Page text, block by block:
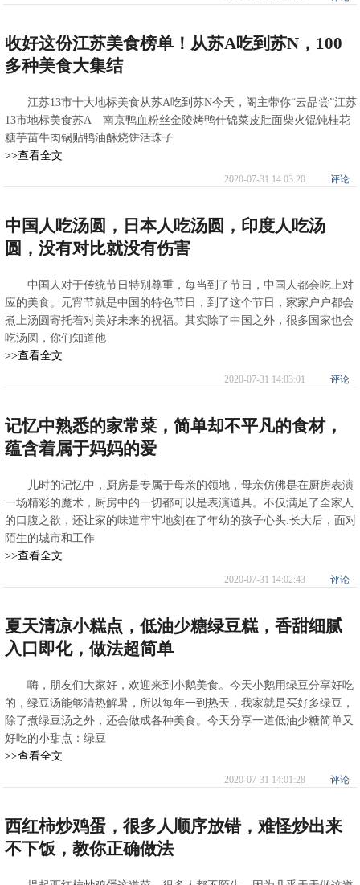
收好这份江苏美食榜单！从苏A吃到苏N，100
多种美食大集结
江苏13市十大地标美食从苏A吃到苏N今天，阁主带你“云品尝”江苏
13市地标美食苏A—南京鸭血粉丝金陵烤鸭什锦菜皮肚面柴火馄饨桂花
糖芋苗牛肉锅贴鸭油酥烧饼活珠子
>>查看全文
2020-07-31 14:03:20 评论
中国人吃汤圆，日本人吃汤圆，印度人吃汤
圆，没有对比就没有伤害
中国人对于传统节日特别尊重，每当到了节日，中国人都会吃上对
应的美食。元宵节就是中国的特色节日，到了这个节日，家家户户都会
煮上汤圆寄托着对美好未来的祝福。其实除了中国之外，很多国家也会
吃汤圆，你们知道他
>>查看全文
2020-07-31 14:03:01 评论
记忆中熟悉的家常菜，简单却不平凡的食材，
蕴含着属于妈妈的爱
儿时的记忆中，厨房是专属于母亲的领地，母亲仿佛是在厨房表演
一场精彩的魔术，厨房中的一切都可以是表演道具。不仅满足了全家人
的口腹之欲，还让家的味道牢牢地刻在了年幼的孩子心头.长大后，面对
陌生的城市和工作
>>查看全文
2020-07-31 14:02:43 评论
夏天清凉小糕点，低油少糖绿豆糕，香甜细腻
入口即化，做法超简单
嗨，朋友们大家好，欢迎来到小鹅美食。今天小鹅用绿豆分享好吃
的，绿豆汤能够清热解暑，所以每年一到热天，我家就是买好多绿豆，
除了煮绿豆汤之外，还会做成各种美食。今天分享一道低油少糖简单又
好吃的小甜点：绿豆
>>查看全文
2020-07-31 14:01:28 评论
西红柿炒鸡蛋，很多人顺序放错，难怪炒出来
不下饭，教你正确做法